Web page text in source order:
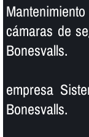
cámaras de
Bonesvalls.
empresa
Bonesvalls.